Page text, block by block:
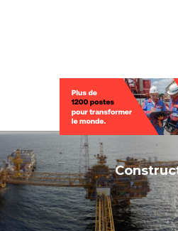
Sélectionner une page